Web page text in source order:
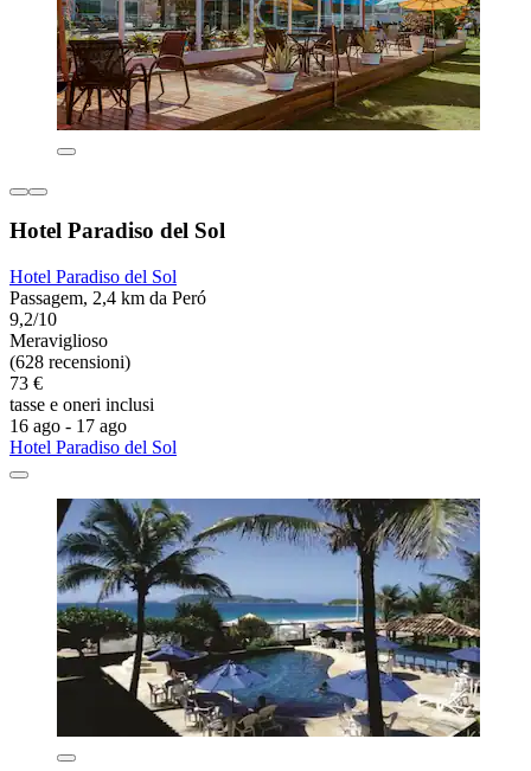
Hotel Paradiso del Sol
Hotel Paradiso del Sol
Passagem, 2,4 km da Peró
9,2/10
Meraviglioso
(628 recensioni)
73 €
tasse e oneri inclusi
16 ago - 17 ago
Hotel Paradiso del Sol